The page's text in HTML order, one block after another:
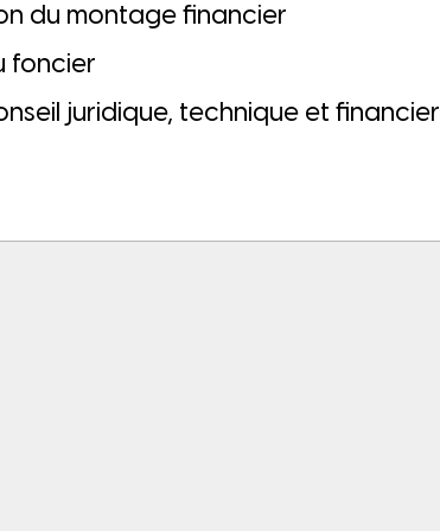
du montage financier
foncier
juridique, technique et financier